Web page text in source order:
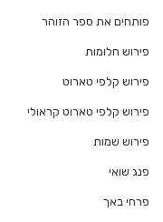
פותחים את ספר הזוהר
פירוש חלומות
פירוש קלפי טארוט
פירוש קלפי טארוט קראולי
פירוש שמות
פנג שואי
פרחי באך